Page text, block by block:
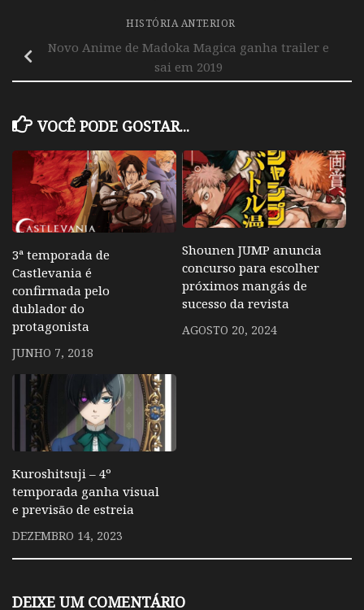
HISTÓRIA ANTERIOR
Novo Anime de Madoka Magica ganha trailer e
sai em 2019
VOCÊ PODE GOSTAR...
3ª temporada de
Castlevania é
confirmada pelo
dublador do
protagonista
JUNHO 7, 2018
Shounen JUMP anuncia
concurso para escolher
próximos mangás de
sucesso da revista
AGOSTO 20, 2024
Kuroshitsuji – 4º
temporada ganha visual
e previsão de estreia
DEZEMBRO 14, 2023
DEIXE UM COMENTÁRIO